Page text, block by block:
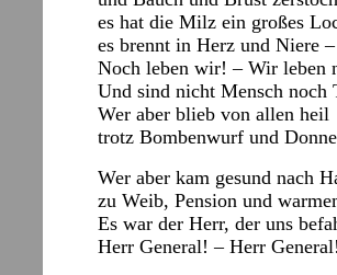
es hat die Milz ein großes
es brennt in Herz und Niere
Noch leben wir! – Wir leben
Und sind nicht Mensch noch
Wer aber blieb von allen heil
trotz Bombenwurf und
Wer aber kam gesund nach
zu Weib, Pension und
Es war der Herr, der uns
Herr General! – Herr